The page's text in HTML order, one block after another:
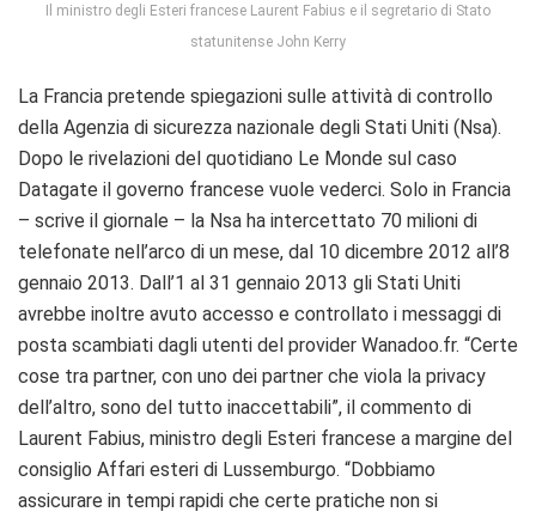
Il ministro degli Esteri francese Laurent Fabius e il segretario di Stato
statunitense John Kerry
La Francia pretende spiegazioni sulle attività di controllo
della Agenzia di sicurezza nazionale degli Stati Uniti (Nsa).
Dopo le rivelazioni del quotidiano Le Monde sul caso
Datagate il governo francese vuole vederci. Solo in Francia
– scrive il giornale – la Nsa ha intercettato 70 milioni di
telefonate nell’arco di un mese, dal 10 dicembre 2012 all’8
gennaio 2013. Dall’1 al 31 gennaio 2013 gli Stati Uniti
avrebbe inoltre avuto accesso e controllato i messaggi di
posta scambiati dagli utenti del provider Wanadoo.fr. “Certe
cose tra partner, con uno dei partner che viola la privacy
dell’altro, sono del tutto inaccettabili”, il commento di
Laurent Fabius, ministro degli Esteri francese a margine del
consiglio Affari esteri di Lussemburgo. “Dobbiamo
assicurare in tempi rapidi che certe pratiche non si